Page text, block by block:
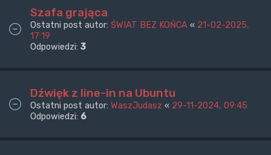
Szafa grająca
Ostatni post autor: ŚWIAT BEZ KOŃCA « 21-02-2025,
17:19
Odpowiedzi: 3
Dźwięk z line-in na Ubuntu
Ostatni post autor: WaszJudasz « 29-11-2024, 09:45
Odpowiedzi: 6